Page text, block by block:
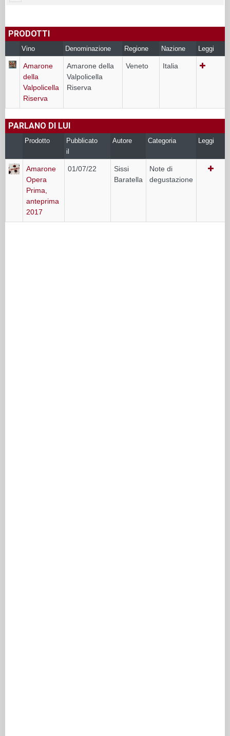
PRODOTTI
Vino Denominazione Regione Nazione Leggi
Amarone
della
Valpolicella
Riserva
Amarone della
Valpolicella
Riserva
Veneto Italia
PARLANO DI LUI
Prodotto
Pubblicato
il
Autore Categoria Leggi
Amarone
Opera
Prima,
anteprima
2017
01/07/22
Sissi
Baratella
Note di
degustazione